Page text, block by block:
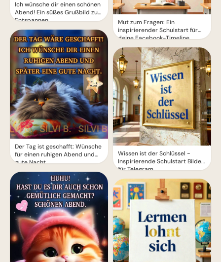
Ich wünsche dir einen schönen
Abend! Ein süßes Grußbild zum
Entspannen
Der Tag ist geschafft: Wünsche
für einen ruhigen Abend und
gute Nacht.
Mut zum Fragen: Ein
inspirierender Schulstart für
deine Facebook-Timeline
Wissen ist der Schlüssel -
Inspirierende Schulstart Bilder
für Telegram